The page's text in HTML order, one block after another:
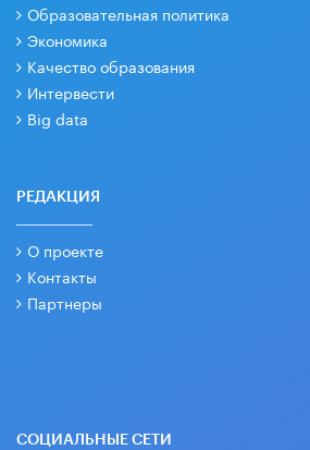
Образовательная политика
Экономика
Качество образования
Интервести
Big data
РЕДАКЦИЯ
О проекте
Контакты
Партнеры
СОЦИАЛЬНЫЕ СЕТИ